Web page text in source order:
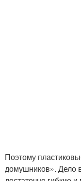
Поэтому
домушников». Дело